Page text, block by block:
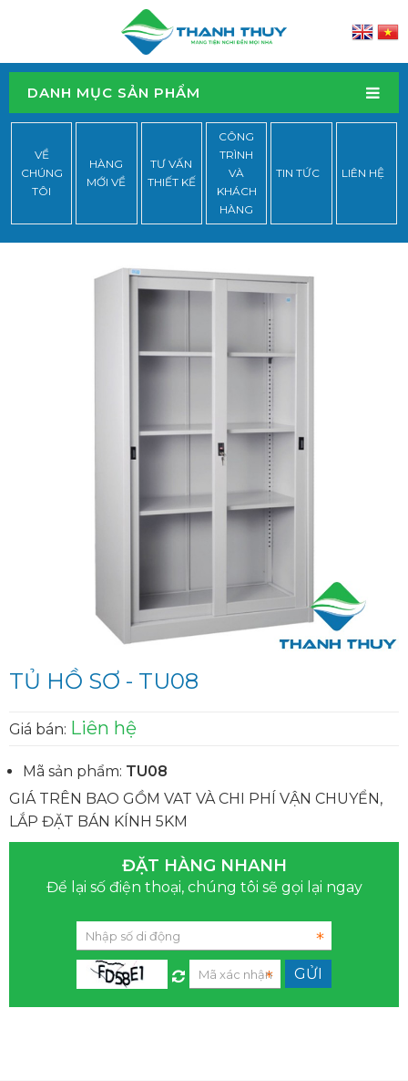
DANH MỤC SẢN PHẨM
VỀ
CHÚNG
TÔI
HÀNG
MỚI VỀ
TƯ VẤN
THIẾT KẾ
CÔNG
TRÌNH
VÀ
KHÁCH
HÀNG
TIN TỨC LIÊN HỆ
TỦ HỒ SƠ - TU08
Giá bán: Liên hệ
Mã sản phẩm: TU08
GIÁ TRÊN BAO GỒM VAT VÀ CHI PHÍ VẬN CHUYỂN,
LẮP ĐẶT BÁN KÍNH 5KM
ĐẶT HÀNG NHANH
Để lại số điện thoại, chúng tôi sẽ gọi lại ngay